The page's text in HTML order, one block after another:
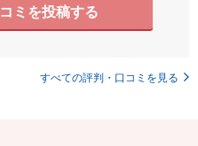
ミを投稿する
すべての評判・口コミを見る